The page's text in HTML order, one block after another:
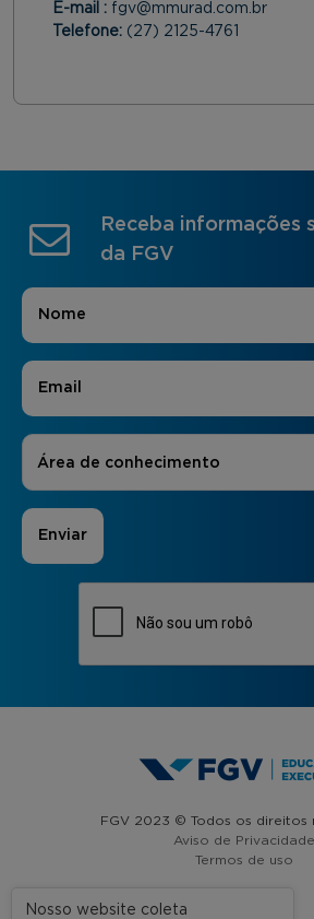
E-mail : fgv@mmurad.com.br
Telefone: (27) 2125-4761
Receba informações
da FGV
Nome
E-mail
Áreas de Interesse
Área de conhecimento
FGV 2023 © Todos os direitos
Aviso de Privacidade
Termos de uso
Nosso website coleta